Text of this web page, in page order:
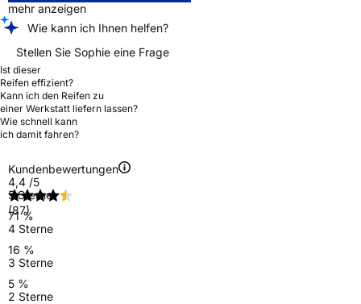
mehr anzeigen
Wie kann ich Ihnen helfen?
Stellen Sie Sophie eine Frage
Ist dieser
Reifen effizient?
Kann ich den Reifen zu
einer Werkstatt liefern lassen?
Wie schnell kann
ich damit fahren?
Kundenbewertungen
4,4 /5
(87)
5 Sterne
71 %
4 Sterne
16 %
3 Sterne
5 %
2 Sterne